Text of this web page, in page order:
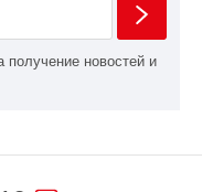
получение новостей и